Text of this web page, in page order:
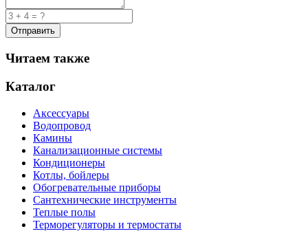
Читаем также
Каталог
Аксессуары
Водопровод
Камины
Канализационные системы
Кондиционеры
Котлы, бойлеры
Обогревательные приборы
Сантехнические инструменты
Теплые полы
Терморегуляторы и термостаты